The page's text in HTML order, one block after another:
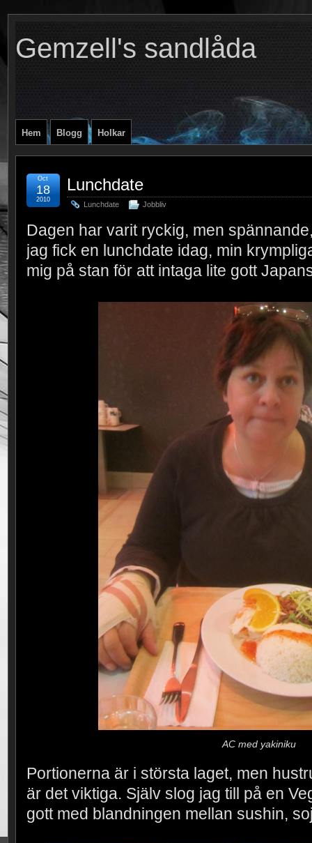
Gemzell's sandlåda
Hem Blogg Holkar
Lunchdate
Lunchdate Jobbliv
Oct
18
2010
Dagen har varit ryckig, men
jag fick en lunchdate idag, min
mig på stan för att intaga lite gott
AC med yakiniku
Portionerna är i största laget, men
är det viktiga. Själv slog jag till på en
gott med blandningen mellan sushin,